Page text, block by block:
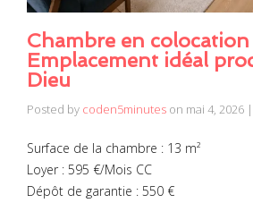
Chambre en
Emplacement idéal
Dieu
Posted by coden5minutes on mai 4, 2026 |
Surface de la chambre : 13 m²
Loyer : 595 €/Mois CC
Dépôt de garantie : 550 €